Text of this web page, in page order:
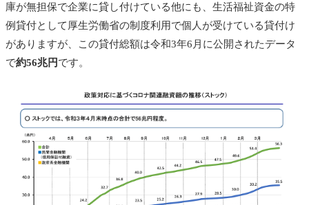
庫が無担保で企業に貸し付けている他にも、生活福祉資金の特
例貸付として厚生労働省の制度利用で個人が受けている貸付け
がありますが、この貸付総額は令和3年6月に公開されたデータ
で約56兆円です。